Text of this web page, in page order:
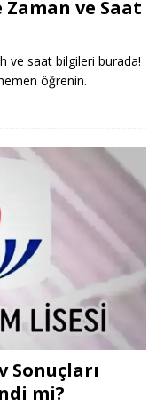
Zaman ve Saat
ve saat bilgileri burada!
öğrenin.
Sonuçları
mi?